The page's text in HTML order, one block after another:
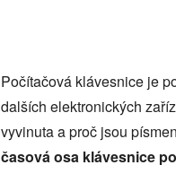
Počítačová klávesnice je
dalších elektronických
vyvinuta a proč jsou
časová osa klávesnice